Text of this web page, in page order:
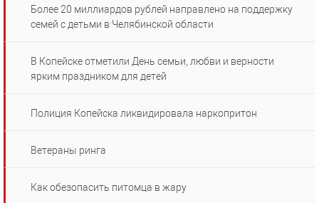
Более 20 миллиардов рублей направлено на поддержку
семей с детьми в Челябинской области
В Копейске отметили День семьи, любви и верности
ярким праздником для детей
Полиция Копейска ликвидировала наркопритон
Ветераны ринга
Как обезопасить питомца в жару